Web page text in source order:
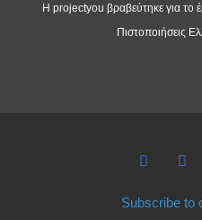
Η projectyou βραβεύτηκε για το
Πιστοποιήσεις
Subscribe to